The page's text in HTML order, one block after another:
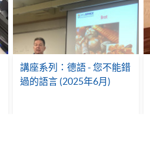
講座系列：德語 - 您不能錯
過的語言 (2025年6月)